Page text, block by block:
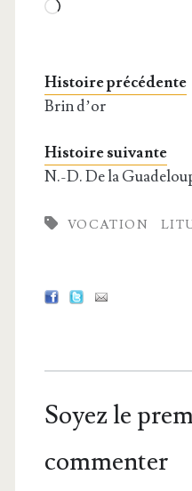
Loa­
Histoire précédente
Brin d’or
Histoire suivante
N.-D. De la
VOCATION
Soyez le
commenter